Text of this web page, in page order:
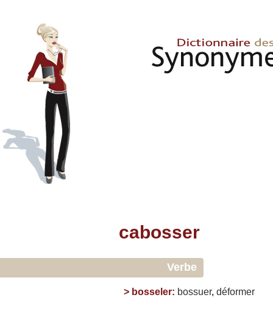
cabosser
Verbe
> bosseler: bossuer, déformer